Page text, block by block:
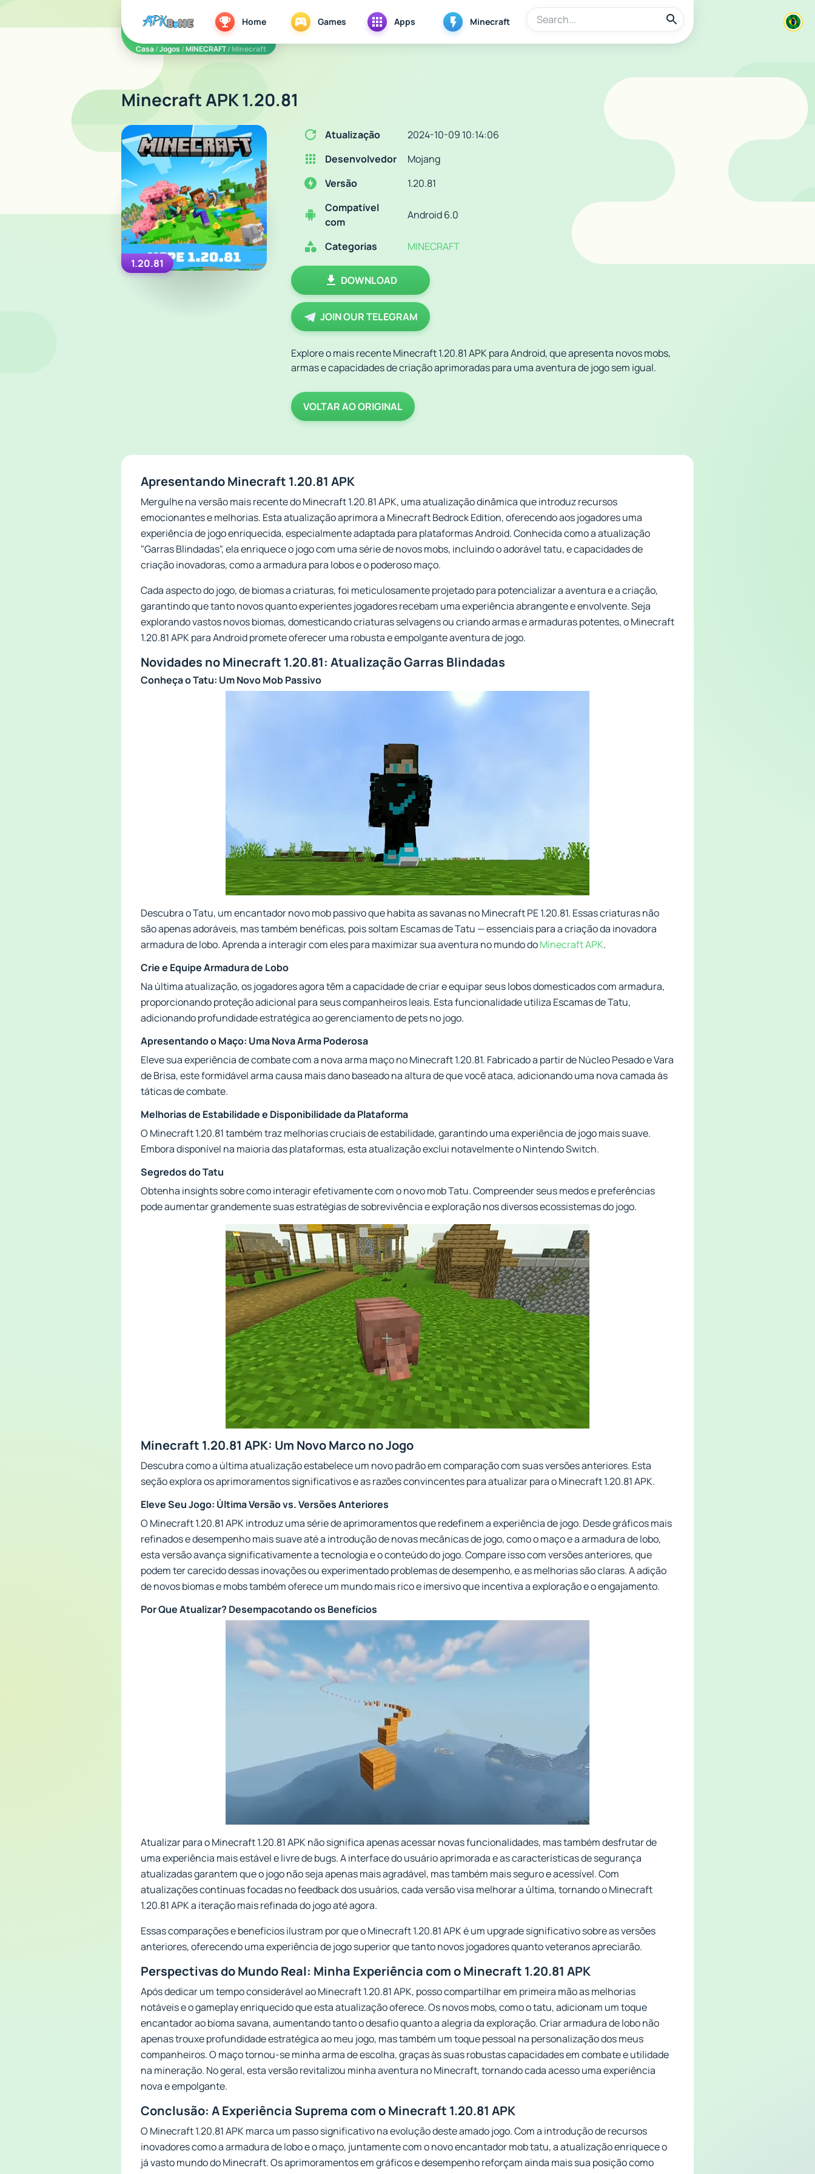
apkbine Home Games Apps Minecraft
Casa/Jogos /MINECRAFT/ Minecraft
Minecraft APK 1.20.81
1.20.81
Atualização
2024-10-09 10:14:06
Desenvolvedor
Mojang
Versão
1.20.81
Compatível
com
Android 6.0
Categorias MINECRAFT
DOWNLOAD
JOIN OUR TELEGRAM
Explore o mais recente Minecraft 1.20.81 APK para Android, que apresenta novos mobs,
armas e capacidades de criação aprimoradas para uma aventura de jogo sem igual.
VOLTAR AO ORIGINAL
Apresentando Minecraft 1.20.81 APK
Mergulhe na versão mais recente do Minecraft 1.20.81 APK, uma atualização dinâmica que introduz recursos
emocionantes e melhorias. Esta atualização aprimora a Minecraft Bedrock Edition, oferecendo aos jogadores uma
experiência de jogo enriquecida, especialmente adaptada para plataformas Android. Conhecida como a atualização
"Garras Blindadas", ela enriquece o jogo com uma série de novos mobs, incluindo o adorável tatu, e capacidades de
criação inovadoras, como a armadura para lobos e o poderoso maço.
Cada aspecto do jogo, de biomas a criaturas, foi meticulosamente projetado para potencializar a aventura e a criação,
garantindo que tanto novos quanto experientes jogadores recebam uma experiência abrangente e envolvente. Seja
explorando vastos novos biomas, domesticando criaturas selvagens ou criando armas e armaduras potentes, o Minecraft
1.20.81 APK para Android promete oferecer uma robusta e empolgante aventura de jogo.
Novidades no Minecraft 1.20.81: Atualização Garras Blindadas
Conheça o Tatu: Um Novo Mob Passivo
Descubra o Tatu, um encantador novo mob passivo que habita as savanas no Minecraft PE 1.20.81. Essas criaturas não
são apenas adoráveis, mas também benéficas, pois soltam Escamas de Tatu — essenciais para a criação da inovadora
armadura de lobo. Aprenda a interagir com eles para maximizar sua aventura no mundo doMinecraft APK.
Crie e Equipe Armadura de Lobo
Na última atualização, os jogadores agora têm a capacidade de criar e equipar seus lobos domesticados com armadura,
proporcionando proteção adicional para seus companheiros leais. Esta funcionalidade utiliza Escamas de Tatu,
adicionando profundidade estratégica ao gerenciamento de pets no jogo.
Apresentando o Maço: Uma Nova Arma Poderosa
Eleve sua experiência de combate com a nova arma maço no Minecraft 1.20.81. Fabricado a partir de Núcleo Pesado e Vara
de Brisa, este formidável arma causa mais dano baseado na altura de que você ataca, adicionando uma nova camada às
táticas de combate.
Melhorias de Estabilidade e Disponibilidade da Plataforma
O Minecraft 1.20.81 também traz melhorias cruciais de estabilidade, garantindo uma experiência de jogo mais suave.
Embora disponível na maioria das plataformas, esta atualização exclui notavelmente o Nintendo Switch.
Segredos do Tatu
Obtenha insights sobre como interagir efetivamente com o novo mob Tatu. Compreender seus medos e preferências
pode aumentar grandemente suas estratégias de sobrevivência e exploração nos diversos ecossistemas do jogo.
Minecraft 1.20.81 APK: Um Novo Marco no Jogo
Descubra como a última atualização estabelece um novo padrão em comparação com suas versões anteriores. Esta
seção explora os aprimoramentos significativos e as razões convincentes para atualizar para o Minecraft 1.20.81 APK.
Eleve Seu Jogo: Última Versão vs. Versões Anteriores
O Minecraft 1.20.81 APK introduz uma série de aprimoramentos que redefinem a experiência de jogo. Desde gráficos mais
refinados e desempenho mais suave até a introdução de novas mecânicas de jogo, como o maço e a armadura de lobo,
esta versão avança significativamente a tecnologia e o conteúdo do jogo. Compare isso com versões anteriores, que
podem ter carecido dessas inovações ou experimentado problemas de desempenho, e as melhorias são claras. A adição
de novos biomas e mobs também oferece um mundo mais rico e imersivo que incentiva a exploração e o engajamento.
Por Que Atualizar? Desempacotando os Benefícios
Atualizar para o Minecraft 1.20.81 APK não significa apenas acessar novas funcionalidades, mas também desfrutar de
uma experiência mais estável e livre de bugs. A interface do usuário aprimorada e as características de segurança
atualizadas garantem que o jogo não seja apenas mais agradável, mas também mais seguro e acessível. Com
atualizações contínuas focadas no feedback dos usuários, cada versão visa melhorar a última, tornando o Minecraft
1.20.81 APK a iteração mais refinada do jogo até agora.
Essas comparações e benefícios ilustram por que o Minecraft 1.20.81 APK é um upgrade significativo sobre as versões
anteriores, oferecendo uma experiência de jogo superior que tanto novos jogadores quanto veteranos apreciarão.
Perspectivas do Mundo Real: Minha Experiência com o Minecraft 1.20.81 APK
Após dedicar um tempo considerável ao Minecraft 1.20.81 APK, posso compartilhar em primeira mão as melhorias
notáveis e o gameplay enriquecido que esta atualização oferece. Os novos mobs, como o tatu, adicionam um toque
encantador ao bioma savana, aumentando tanto o desafio quanto a alegria da exploração. Criar armadura de lobo não
apenas trouxe profundidade estratégica ao meu jogo, mas também um toque pessoal na personalização dos meus
companheiros. O maço tornou-se minha arma de escolha, graças às suas robustas capacidades em combate e utilidade
na mineração. No geral, esta versão revitalizou minha aventura no Minecraft, tornando cada acesso uma experiência
nova e empolgante.
Conclusão: A Experiência Suprema com o Minecraft 1.20.81 APK
O Minecraft 1.20.81 APK marca um passo significativo na evolução deste amado jogo. Com a introdução de recursos
inovadores como a armadura de lobo e o maço, juntamente com o novo encantador mob tatu, a atualização enriquece o
já vasto mundo do Minecraft. Os aprimoramentos em gráficos e desempenho reforçam ainda mais sua posição como